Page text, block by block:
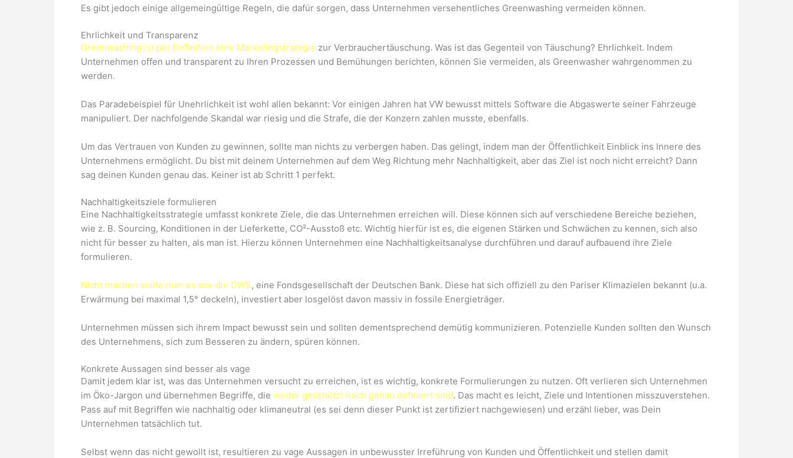
Es gibt jedoch einige allgemeingültige Regeln, die dafür sorgen, dass Unternehmen versehentliches Greenwashing vermeiden können.
Ehrlichkeit und Transparenz
Greenwashing ist per Definition eine Marketingstrategie zur Verbrauchertäuschung. Was ist das Gegenteil von Täuschung? Ehrlichkeit. Indem
Unternehmen offen und transparent zu Ihren Prozessen und Bemühungen berichten, können Sie vermeiden, als Greenwasher wahrgenommen zu
werden.
Das Paradebeispiel für Unehrlichkeit ist wohl allen bekannt: Vor einigen Jahren hat VW bewusst mittels Software die Abgaswerte seiner Fahrzeuge
manipuliert. Der nachfolgende Skandal war riesig und die Strafe, die der Konzern zahlen musste, ebenfalls.
Um das Vertrauen von Kunden zu gewinnen, sollte man nichts zu verbergen haben. Das gelingt, indem man der Öffentlichkeit Einblick ins Innere des
Unternehmens ermöglicht. Du bist mit deinem Unternehmen auf dem Weg Richtung mehr Nachhaltigkeit, aber das Ziel ist noch nicht erreicht? Dann
sag deinen Kunden genau das. Keiner ist ab Schritt 1 perfekt.
Nachhaltigkeitsziele formulieren
Eine Nachhaltigkeitsstrategie umfasst konkrete Ziele, die das Unternehmen erreichen will. Diese können sich auf verschiedene Bereiche beziehen,
wie z. B. Sourcing, Konditionen in der Lieferkette, CO²-Ausstoß etc. Wichtig hierfür ist es, die eigenen Stärken und Schwächen zu kennen, sich also
nicht für besser zu halten, als man ist. Hierzu können Unternehmen eine Nachhaltigkeitsanalyse durchführen und darauf aufbauend ihre Ziele
formulieren.
Nicht machen sollte man es wie die DWS, eine Fondsgesellschaft der Deutschen Bank. Diese hat sich offiziell zu den Pariser Klimazielen bekannt (u.a.
Erwärmung bei maximal 1,5° deckeln), investiert aber losgelöst davon massiv in fossile Energieträger.
Unternehmen müssen sich ihrem Impact bewusst sein und sollten dementsprechend demütig kommunizieren. Potenzielle Kunden sollten den Wunsch
des Unternehmens, sich zum Besseren zu ändern, spüren können.
Konkrete Aussagen sind besser als vage
Damit jedem klar ist, was das Unternehmen versucht zu erreichen, ist es wichtig, konkrete Formulierungen zu nutzen. Oft verlieren sich Unternehmen
im Öko-Jargon und übernehmen Begriffe, die weder geschützt noch genau definiert sind. Das macht es leicht, Ziele und Intentionen misszuverstehen.
Pass auf mit Begriffen wie nachhaltig oder klimaneutral (es sei denn dieser Punkt ist zertifiziert nachgewiesen) und erzähl lieber, was Dein
Unternehmen tatsächlich tut.
Selbst wenn das nicht gewollt ist, resultieren zu vage Aussagen in unbewusster Irreführung von Kunden und Öffentlichkeit und stellen damit